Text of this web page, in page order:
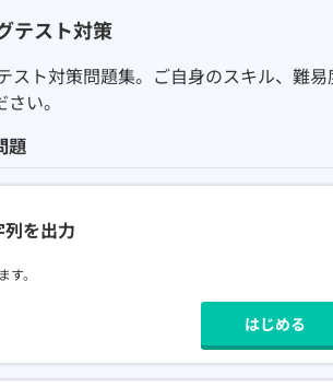
テスト対策
スト対策問題集。ご自身のスキル、難易
い。
題
を出力
。
はじめる